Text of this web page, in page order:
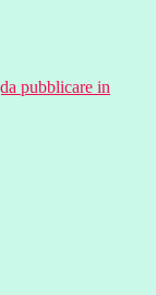
pubblicare in